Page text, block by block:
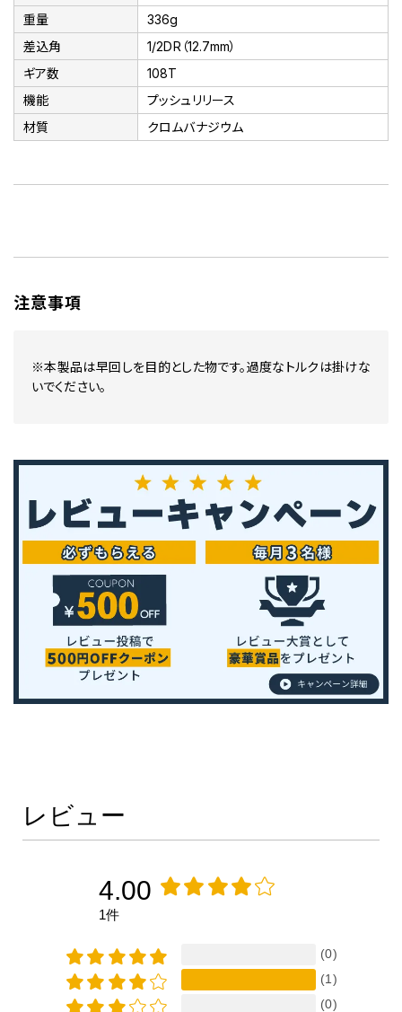
重量
336g
差込角
1/2DR（12.7mm）
ギア数
108T
機能
プッシュリリース
材質
クロムバナジウム
注意事項
※本製品は早回しを目的とした物です。過度なトルクは掛けな
いでください。
レビュー
4.00
1件
(0)
(1)
(0)